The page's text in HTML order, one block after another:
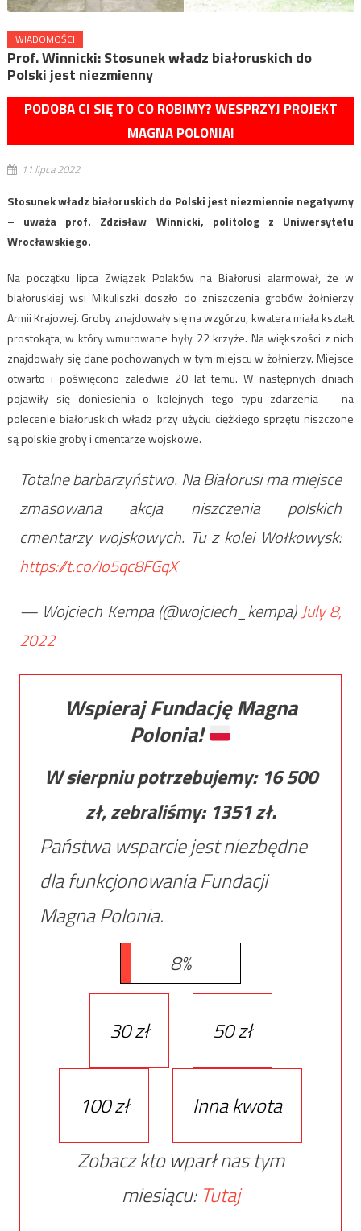
WIADOMOŚCI
Prof. Winnicki: Stosunek władz białoruskich do
Polski jest niezmienny
PODOBA CI SIĘ TO CO ROBIMY? WESPRZYJ PROJEKT
MAGNA POLONIA!
11 lipca 2022
Stosunek władz białoruskich do Polski jest niezmiennie negatywny
– uważa prof. Zdzisław Winnicki, politolog z Uniwersytetu
Wrocławskiego.
Na początku lipca Związek Polaków na Białorusi alarmował, że w
białoruskiej wsi Mikuliszki doszło do zniszczenia grobów żołnierzy
Armii Krajowej. Groby znajdowały się na wzgórzu, kwatera miała kształt
prostokąta, w który wmurowane były 22 krzyże. Na większości z nich
znajdowały się dane pochowanych w tym miejscu w żołnierzy. Miejsce
otwarto i poświęcono zaledwie 20 lat temu. W następnych dniach
pojawiły się doniesienia o kolejnych tego typu zdarzenia – na
polecenie białoruskich władz przy użyciu ciężkiego sprzętu niszczone
są polskie groby i cmentarze wojskowe.
Totalne barbarzyństwo. Na Białorusi ma miejsce
zmasowana akcja niszczenia polskich
cmentarzy wojskowych. Tu z kolei Wołkowysk:
https://t.co/lo5qc8FGqX
— Wojciech Kempa (@wojciech_kempa)July 8,
2022
Wspieraj Fundację Magna
Polonia!
W sierpniu potrzebujemy: 16 500
zł, zebraliśmy: 1351zł.
Państwa wsparcie jest niezbędne
dla funkcjonowania Fundacji
Magna Polonia.
8%
30 zł 50 zł
100 zł
Inna kwota
Zobacz kto wparł nas tym
miesiącu: Tutaj